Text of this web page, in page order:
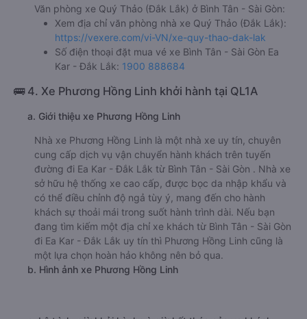
Văn phòng xe Quý Thảo (Đắk Lắk) ở Bình Tân - Sài Gòn:
Xem địa chỉ văn phòng nhà xe Quý Thảo (Đắk Lắk):
https://vexere.com/vi-VN/xe-quy-thao-dak-lak
Số điện thoại đặt mua vé xe Bình Tân - Sài Gòn Ea
Kar - Đắk Lắk: 1900 888684
🚌 4. Xe Phương Hồng Linh khởi hành tại QL1A
a. Giới thiệu xe Phương Hồng Linh
Nhà xe Phương Hồng Linh là một nhà xe uy tín, chuyên
cung cấp dịch vụ vận chuyển hành khách trên tuyến
đường đi Ea Kar - Đắk Lắk từ Bình Tân - Sài Gòn . Nhà xe
sở hữu hệ thống xe cao cấp, được bọc da nhập khẩu và
có thể điều chỉnh độ ngả tùy ý, mang đến cho hành
khách sự thoải mái trong suốt hành trình dài. Nếu bạn
đang tìm kiếm một địa chỉ xe khách từ Bình Tân - Sài Gòn
đi Ea Kar - Đắk Lắk uy tín thì Phương Hồng Linh cũng là
một lựa chọn hoàn hảo không nên bỏ qua.
b. Hình ảnh xe Phương Hồng Linh